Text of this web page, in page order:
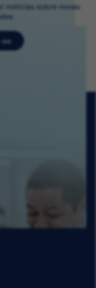
notícias sobre novas
se